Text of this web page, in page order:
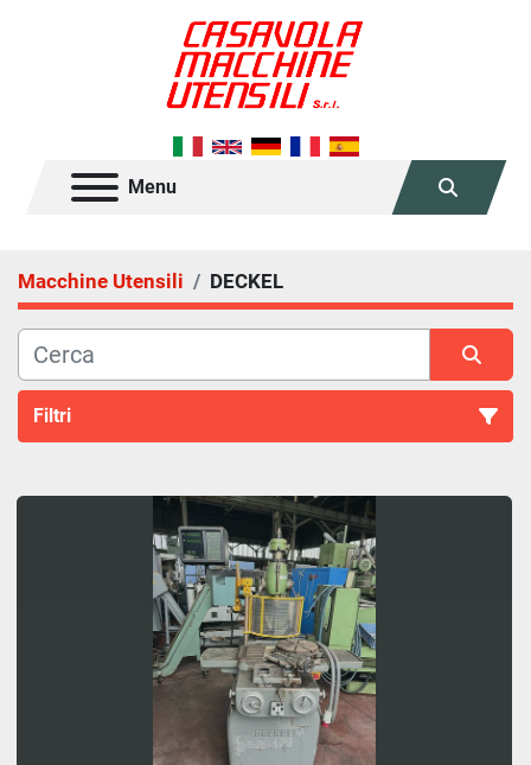
Menu
Cerca
Macchine Utensili DECKEL
Filtri
Ordina per